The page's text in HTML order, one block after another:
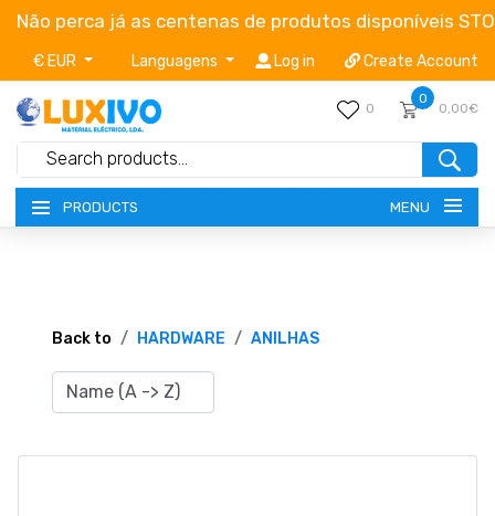
Não perca já as centenas de produtos disponíveis
€ EUR Languagens Log in Create Account
0
0
0,00€
PRODUCTS MENU
TERMS OF SERVICE
CATALOGUES
Back to HARDWARE ANILHAS